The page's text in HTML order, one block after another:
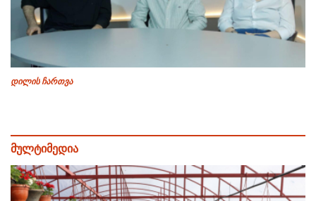
დილის ჩართვა
მულტიმედია